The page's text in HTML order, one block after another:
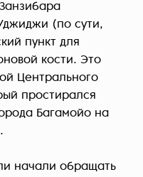
(по сути,
пункт для
кости. Это
Центрального
простирался
Багамойо на
начали обращать